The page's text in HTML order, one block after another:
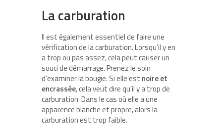
La carburation
Il est également essentiel de faire une
vérification de la carburation. Lorsqu’il y en
a trop ou pas assez, cela peut causer un
souci de démarrage. Prenez le soin
d’examiner la bougie. Si elle est noire et
encrassée, cela veut dire qu’il y a trop de
carburation. Dans le cas où elle a une
apparence blanche et propre, alors la
carburation est trop faible.